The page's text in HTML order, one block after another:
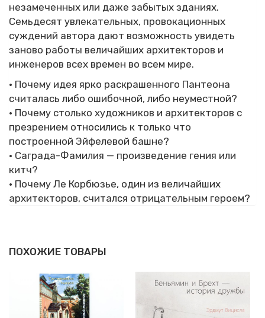
незамеченных или даже забытых зданиях.
Семьдесят увлекательных, провокационных
суждений автора дают возможность увидеть
заново работы величайших архитекторов и
инженеров всех времен во всем мире.
• Почему идея ярко раскрашенного Пантеона
считалась либо ошибочной, либо неуместной?
• Почему столько художников и архитекторов с
презрением относились к только что
построенной Эйфелевой башне?
• Саграда-Фамилия — произведение гения или
китч?
• Почему Ле Корбюзье, один из величайших
архитекторов, считался отрицательным героем?
ПОХОЖИЕ ТОВАРЫ